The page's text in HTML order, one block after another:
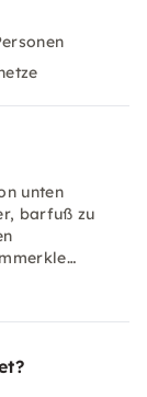
unten
barfuß zu